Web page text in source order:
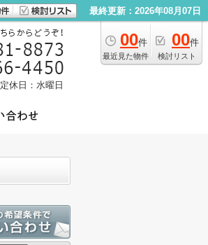
最終更新：2026年08月07日
00件
最近見た物件
00件
検討リスト
定休日：水曜日